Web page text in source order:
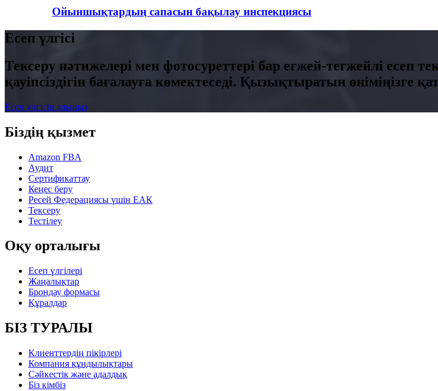
Ойыншықтардың сапасын бақылау инспекциясы
Есеп үлгісі
Тексеру нәтижелері мен фотосуреттері бар егжей-тегжейлі есеп
қауіпсіздігін бағалауға көмектеседі. Қызықтыратын өніміңізге
Есеп үлгісін алыңыз
Біздің қызмет
Amazon FBA
Аудит
Сертификаттау
Кеңес беру
Ресей Федерациясы үшін ЕАК
Тексеру
Тестілеу
Оқу орталығы
Есеп үлгілері
Жаңалықтар
Брондау формасы
Құралдар
БІЗ ТУРАЛЫ
Клиенттердің пікірлері
Компания құндылықтары
Сәйкестік және адалдық
Біз кімбіз